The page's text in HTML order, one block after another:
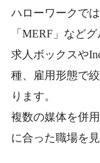
ハローワークで
「MERF」など
求人ボックスや
種、雇用形態で
ります。
複数の媒体を併
に合った職場を